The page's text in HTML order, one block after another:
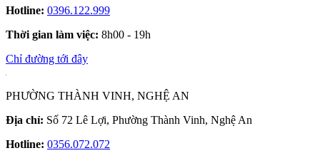
Hotline: 0396.122.999
Thời gian làm việc: 8h00 - 19h
Chỉ đường tới đây
PHƯỜNG THÀNH VINH, NGHỆ AN
Địa chỉ: Số 72 Lê Lợi, Phường Thành Vinh, Nghệ An
Hotline: 0356.072.072